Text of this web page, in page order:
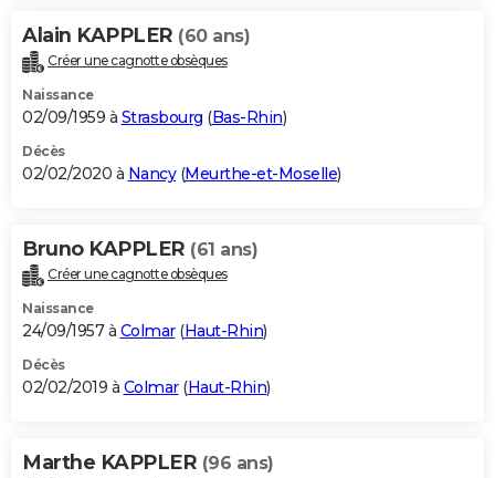
Alain KAPPLER (60 ans)
Créer une cagnotte obsèques
Naissance
02/09/1959 à Strasbourg (Bas-Rhin)
Décès
02/02/2020 à Nancy(Meurthe-et-Moselle)
Bruno KAPPLER (61 ans)
Créer une cagnotte obsèques
Naissance
24/09/1957 à Colmar(Haut-Rhin)
Décès
02/02/2019 à Colmar(Haut-Rhin)
Marthe KAPPLER (96 ans)